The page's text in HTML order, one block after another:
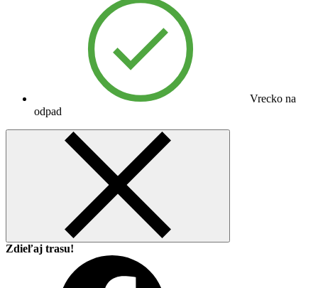
Vrecko na
odpad
Zdieľaj trasu!